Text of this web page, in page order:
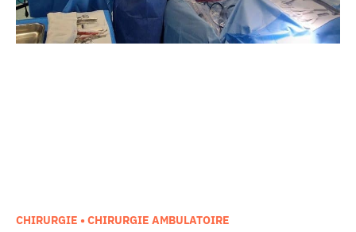
CHIRURGIE • CHIRURGIE AMBULATOIRE